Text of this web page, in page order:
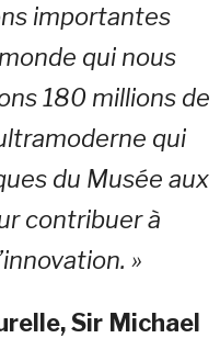
importantes
qui nous
180 millions de
qui
du Musée aux
contribuer à
»
Sir Michael